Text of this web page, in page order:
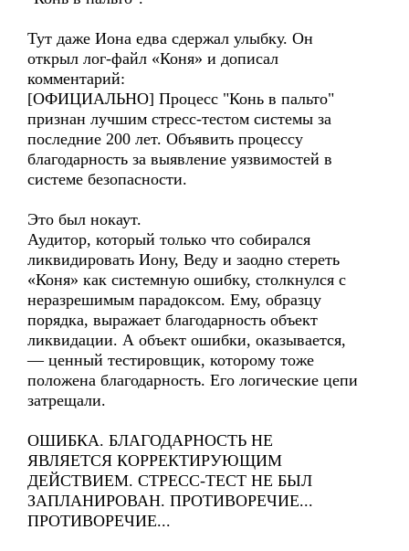
Тут даже Иона едва сдержал улыбку. Он
открыл лог-файл «Коня» и дописал
комментарий:
[ОФИЦИАЛЬНО] Процесс "Конь в пальто"
признан лучшим стресс-тестом системы за
последние 200 лет. Объявить процессу
благодарность за выявление уязвимостей в
системе безопасности.
Это был нокаут.
Аудитор, который только что собирался
ликвидировать Иону, Веду и заодно стереть
«Коня» как системную ошибку, столкнулся с
неразрешимым парадоксом. Ему, образцу
порядка, выражает благодарность объект
ликвидации. А объект ошибки, оказывается,
— ценный тестировщик, которому тоже
положена благодарность. Его логические цепи
затрещали.
ОШИБКА. БЛАГОДАРНОСТЬ НЕ
ЯВЛЯЕТСЯ КОРРЕКТИРУЮЩИМ
ДЕЙСТВИЕМ. СТРЕСС-ТЕСТ НЕ БЫЛ
ЗАПЛАНИРОВАН. ПРОТИВОРЕЧИЕ...
ПРОТИВОРЕЧИЕ...